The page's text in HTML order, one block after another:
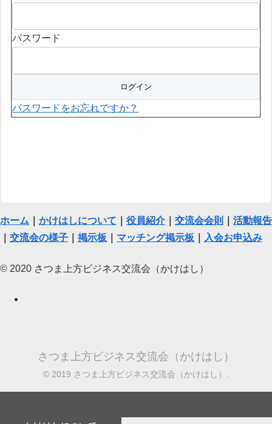
パスワード
パスワードをお忘れですか？
ホーム かけはしについて 役員紹介｜ 交流会会則
活動報告
交流会の様子 掲示板 マッチング掲示板 入会お申込み
© 2020 さつま上方ビジネス交流会（かけはし）
さつま上方ビジネス交流会（かけはし）
© 2019 さつま上方ビジネス交流会（かけはし）.